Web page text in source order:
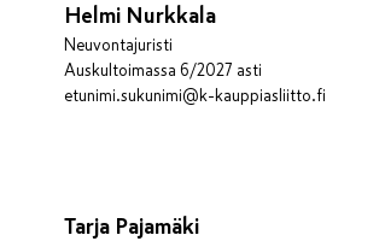
Helmi Nurkkala
Neuvontajuristi
Auskultoimassa 6/2027 asti
etunimi.sukunimi@k-kauppiasliitto.fi
Tarja Pajamäki